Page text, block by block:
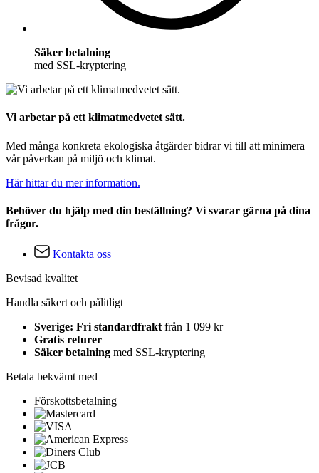
Säker betalning
med SSL-kryptering
Vi arbetar på ett klimatmedvetet sätt.
Med många konkreta ekologiska åtgärder bidrar vi till att minimera
vår påverkan på miljö och klimat.
Här hittar du mer information.
Behöver du hjälp med din beställning? Vi svarar gärna på dina
frågor.
Kontakta oss
Bevisad kvalitet
Handla säkert och pålitligt
Sverige: Fri standardfrakt från 1 099 kr
Gratis returer
Säker betalning med SSL-kryptering
Betala bekvämt med
Förskottsbetalning